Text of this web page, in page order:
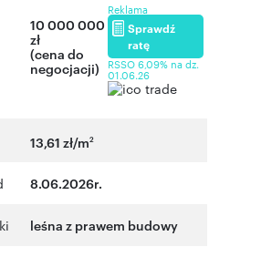
10 000 000
zł
(cena do
negocjacji)
Reklama
Sprawdź
ratę
RSSO 6,09% na dz.
01.06.26
13,61 zł/m2
8.06.2026r.
leśna z prawem budowy